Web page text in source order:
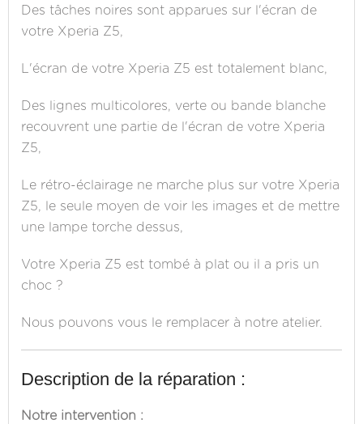
Des tâches noires sont apparues sur l'écran de
votre Xperia Z5,
L'écran de votre Xperia Z5 est totalement blanc,
Des lignes multicolores, verte ou bande blanche
recouvrent une partie de l'écran de votre Xperia
Z5,
Le rétro-éclairage ne marche plus sur votre Xperia
Z5, le seule moyen de voir les images et de mettre
une lampe torche dessus,
Votre Xperia Z5 est tombé à plat ou il a pris un
choc ?
Nous pouvons vous le remplacer à notre atelier.
Description de la réparation :
Notre intervention :